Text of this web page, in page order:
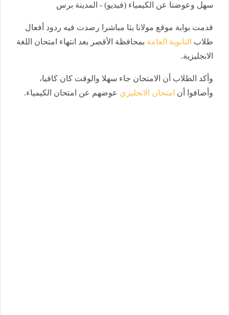
سهل وعوضنا عن الكيمياء (فيديو) - المدينة برس
قدمت بوابة موقع مولانا بثا مباشرا رصدت فيه ردود أفعال
طلاب الثانوية العامة بمحافظة الأقصر بعد انتهاء امتحان اللغة
الانجليزية.
وأكد الطلاب أن الامتحان جاء سهلا والوقت كان كافيا،
وأضافوا أن امتحان الانجليزي عوضهم عن امتحان الكيمياء.